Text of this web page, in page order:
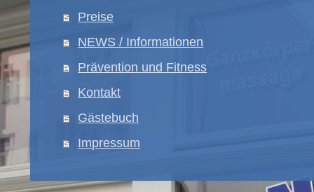
Preise
NEWS / Informationen
Prävention und Fitness
Kontakt
Gästebuch
Impressum